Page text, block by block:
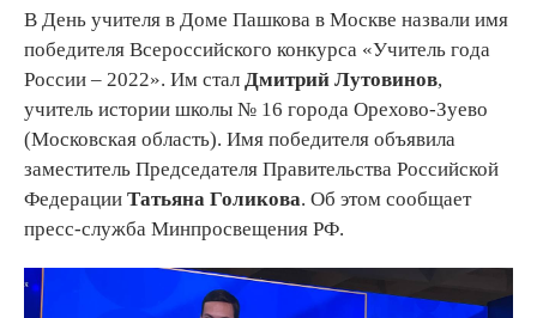
В День учителя в Доме Пашкова в Москве назвали имя
победителя Всероссийского конкурса «Учитель года
России – 2022». Им стал Дмитрий Лутовинов,
учитель истории школы № 16 города Орехово-Зуево
(Московская область). Имя победителя объявила
заместитель Председателя Правительства Российской
Федерации Татьяна Голикова. Об этом сообщает
пресс-служба Минпросвещения РФ.